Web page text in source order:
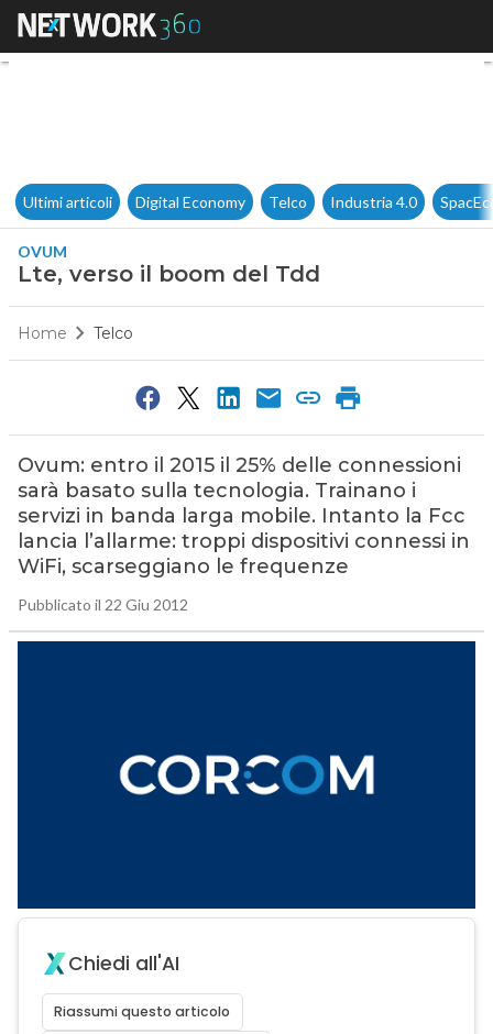
Lte, verso il boom del Tdd
Ultimi articoli Digital Economy Telco Industria 4.0
OVUM
Lte, verso il boom del Tdd
Home Telco
Ovum: entro il 2015 il 25% delle connessioni
sarà basato sulla tecnologia. Trainano i
servizi in banda larga mobile. Intanto la Fcc
lancia l’allarme: troppi dispositivi connessi in
WiFi, scarseggiano le frequenze
Pubblicato il 22 Giu 2012
Chiedi all'AI
Riassumi questo articolo